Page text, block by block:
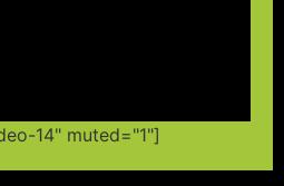
14" muted="1"]